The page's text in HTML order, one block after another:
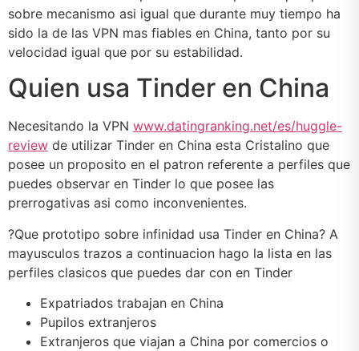
sobre mecanismo asi­ igual que durante muy tiempo ha
sido la de las VPN mas fiables en China, tanto por su
velocidad igual que por su estabilidad.
Quien usa Tinder en China
Necesitando la VPN www.datingranking.net/es/huggle-
review de utilizar Tinder en China esta Cristalino que
posee un proposito en el patron referente a perfiles que
puedes observar en Tinder lo que posee las
prerrogativas asi­ como inconvenientes.
?Que prototipo sobre infinidad usa Tinder en China? A
mayusculos trazos a continuacion hago la lista en las
perfiles clasicos que puedes dar con en Tinder
Expatriados trabajan en China
Pupilos extranjeros
Extranjeros que viajan a China por comercios o